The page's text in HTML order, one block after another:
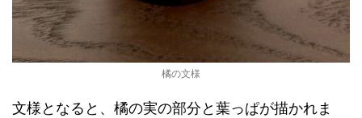
橘の文様
文様となると、橘の実の部分と葉っぱが描かれま